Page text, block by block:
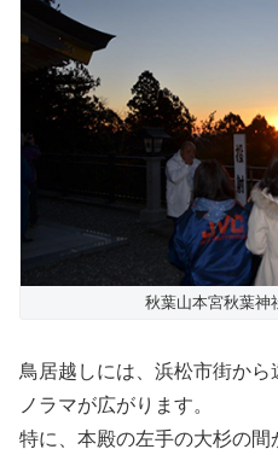
秋葉山本宮秋葉神
鳥居越しには、浜松市街か
ノラマが広がります。
特に、本殿の左手の大杉の